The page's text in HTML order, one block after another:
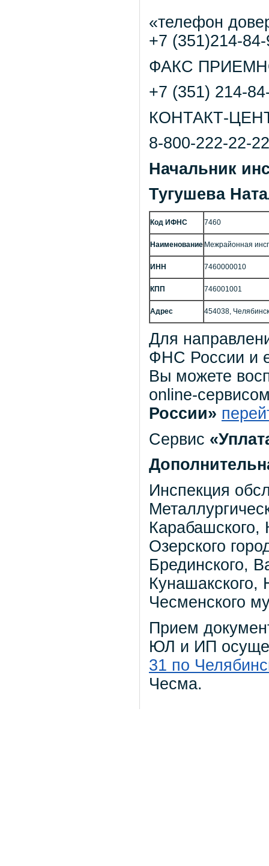
«телефон
+7 (351)214-
ФАКС
+7 (351) 214-
КОНТАКТ-
8-800-222-22-22
Начальник
Тугушева
Код ИФНС 7460
Наименование Межрайонная
ИНН 7460000010
КПП 746001001
Адрес 454038,
Для
ФНС России и
Вы можете
online-
России»
Сервис
Инспекция
Карабашского,
Озерского
Брединского,
Кунашакского,
Чесменского
Прием
ЮЛ и ИП
31 по
Чесма.